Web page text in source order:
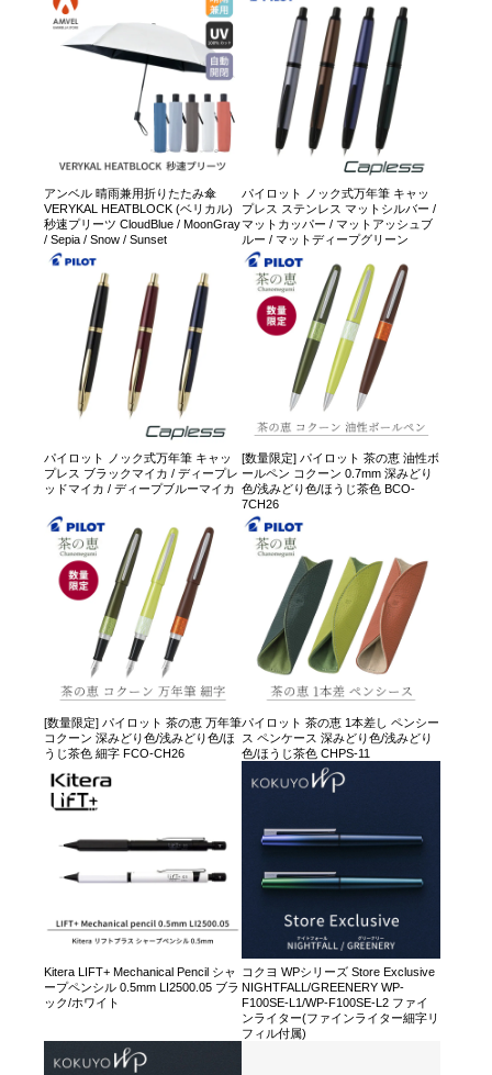
アンベル 晴雨兼用折りたたみ傘
VERYKAL HEATBLOCK (ベリカル)
秒速プリーツ CloudBlue / MoonGray
/ Sepia / Snow / Sunset
パイロット ノック式万年筆 キャッ
プレス ステンレス マットシルバー /
マットカッパー / マットアッシュブ
ルー / マットディープグリーン
パイロット ノック式万年筆 キャッ
プレス ブラックマイカ / ディープレ
ッドマイカ / ディープブルーマイカ
[数量限定] パイロット 茶の恵 油性ボ
ールペン コクーン 0.7mm 深みどり
色/浅みどり色/ほうじ茶色 BCO-
7CH26
[数量限定] パイロット 茶の恵 万年筆
コクーン 深みどり色/浅みどり色/ほ
うじ茶色 細字 FCO-CH26
パイロット 茶の恵 1本差し ペンシー
ス ペンケース 深みどり色/浅みどり
色/ほうじ茶色 CHPS-11
Kitera LIFT+ Mechanical Pencil シャ
ープペンシル 0.5mm LI2500.05 ブラ
ック/ホワイト
コクヨ WPシリーズ Store Exclusive
NIGHTFALL/GREENERY WP-
F100SE-L1/WP-F100SE-L2 ファイ
ンライター(ファインライター細字リ
フィル付属)